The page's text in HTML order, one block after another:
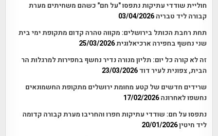
חוליית שודדי עתיקות נתפסו "על חם" כשהם משחיתים מערת
קבורה ליד טבריה 03/04/2026
תחת רחבת הכותל בירושלים: מקווה טהרה קדום מתקופת ימי בית
שני נחשף בחפירה ארכיאלוגית25/03/2026
זה לא קורה כל יום: תליון מנורה נדיר נחשף בחפירות למרגלות הר
הבית, צפונית לעיר דוד 23/03/2026
שרידים חדשים של קטע מחומת ירושלים מתקופת החשמונאים
נחשפו לאחרונה 17/02/2026
נתפסו על חם: שודדי עתיקות חפרו והחריבו מערת קבורה קדומה
ליד חיטין20/01/2026